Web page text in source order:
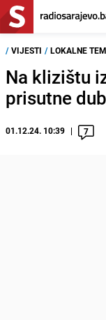
/ VIJESTI / LOKALNE
Na klizištu
prisutne
01.12.24. 10:39 7